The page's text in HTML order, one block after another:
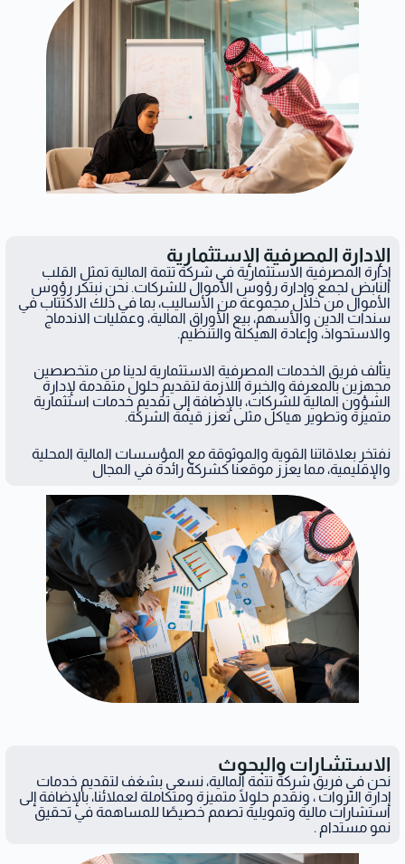
الإدارة المصرفية الإستثمارية
إدارة المصرفية الاستثمارية في شركة تتمة المالية تمثل القلب
النابض لجمع وإدارة رؤوس الأموال للشركات. نحن نبتكر رؤوس
الأموال من خلال مجموعة من الأساليب، بما في ذلك الاكتتاب في
سندات الدين والأسهم، بيع الأوراق المالية، وعمليات الاندماج
والاستحواذ، وإعادة الهيكلة والتنظيم.
يتألف فريق الخدمات المصرفية الاستثمارية لدينا من متخصصين
مجهزين بالمعرفة والخبرة اللازمة لتقديم حلول متقدمة لإدارة
الشؤون المالية للشركات، بالإضافة إلى تقديم خدمات استثمارية
متميزة وتطوير هياكل مثلى تعزز قيمة الشركة.
نفتخر بعلاقاتنا القوية والموثوقة مع المؤسسات المالية المحلية
والإقليمية، مما يعزز موقعنا كشركة رائدة في المجال
الاستشارات والبحوث
نحن في فريق شركة تتمة المالية، نسعى بشغف لتقديم خدمات
إدارة الثروات ، ونقدم حلولًا متميزة ومتكاملة لعملائنا، بالإضافة إلى
استشارات مالية وتمويلية تصمم خصيصًا للمساهمة في تحقيق
نمو مستدام .